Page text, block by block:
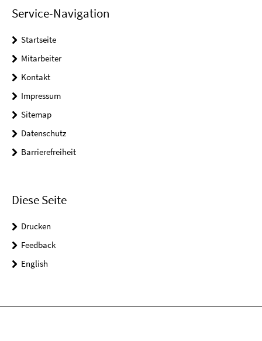
Service-Navigation
Startseite
Mitarbeiter
Kontakt
Impressum
Sitemap
Datenschutz
Barrierefreiheit
Diese Seite
Drucken
Feedback
English